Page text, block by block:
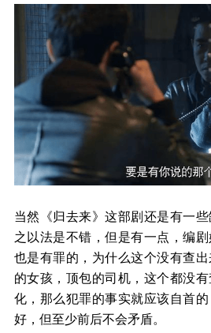
当然《归去来》这部剧还是有一
之以法是不错，但是有一点，编
也是有罪的，为什么这个没有查
的女孩，顶包的司机，这个都没
化，那么犯罪的事实就应该自首
好，但至少前后不会矛盾。